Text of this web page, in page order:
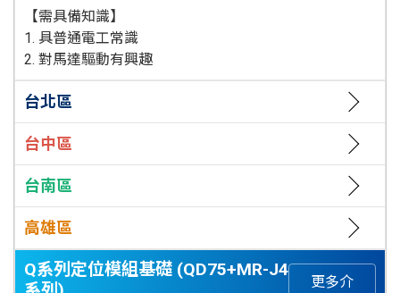
【需具備知識】
1. 具普通電工常識
2. 對馬達驅動有興趣
台北區
台中區
台南區
高雄區
Q系列定位模組基礎 (QD75+MR-J4
更多介